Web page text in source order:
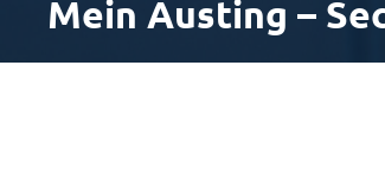
Mein Austing –